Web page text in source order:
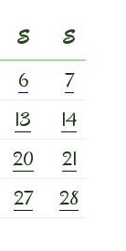
S
S
6
7
13
14
20
21
27
28